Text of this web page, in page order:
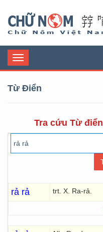
Toggle
navigation
Từ Điển
Tra cứu Từ
rả rả trt. X. Ra-rả.